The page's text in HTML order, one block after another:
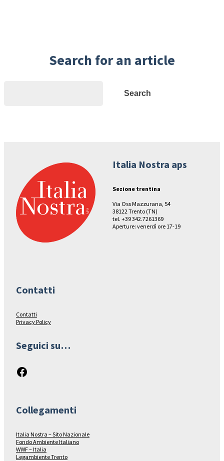
Search for an article
Search
Italia Nostra aps
Sezione trentina
Via Oss Mazzurana, 54
38122 Trento (TN)
tel. +39 342.7261369
Aperture: venerdì ore 17-19
Contatti
Contatti
Privacy Policy
Seguici su…
Facebook
Collegamenti
Italia Nostra – Sito Nazionale
Fondo Ambiente Italiano
WWF – Italia
Legambiente Trento